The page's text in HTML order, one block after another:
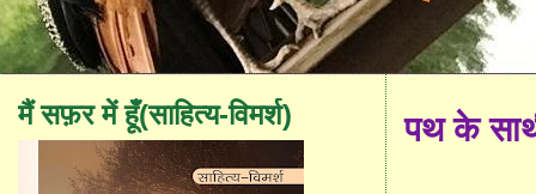
पथ के
मैं सफ़र में हूँ(साहित्य-विमर्श)